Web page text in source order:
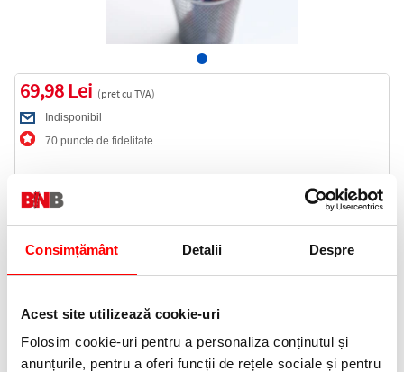
Consimțământ Detalii Despre
Acest site utilizează cookie-uri
Folosim cookie-uri pentru a personaliza conținutul și
anunțurile, pentru a oferi funcții de rețele sociale și pentru
69,98 Lei (pret cu TVA)
Indisponibil
70 puncte de fidelitate
Cod produs:
Anunta-ma cand revine in stoc
Telefon:
0372 552 601
Alege varianta: